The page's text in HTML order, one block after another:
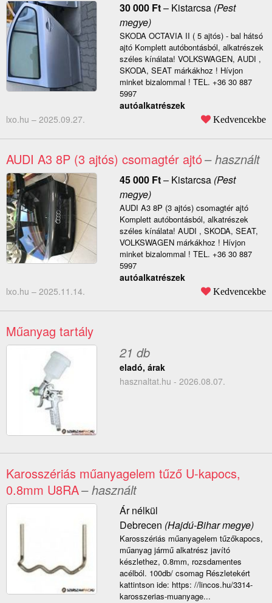
30 000 Ft– Kistarcsa(Pest
megye)
SKODA OCTAVIA II ( 5 ajtós) - bal hátsó
ajtó Komplett autóbontásból, alkatrészek
széles kínálata! VOLKSWAGEN, AUDI ,
SKODA, SEAT márkákhoz ! Hívjon
minket bizalommal ! TEL. +36 30 887
5997
autóalkatrészek
lxo.hu – 2025.09.27. Kedvencekbe
AUDI A3 8P (3 ajtós) csomagtér ajtó– használt
45 000 Ft– Kistarcsa(Pest
megye)
AUDI A3 8P (3 ajtós) csomagtér ajtó
Komplett autóbontásból, alkatrészek
széles kínálata! AUDI , SKODA, SEAT,
VOLKSWAGEN márkákhoz ! Hívjon
minket bizalommal ! TEL. +36 30 887
5997
autóalkatrészek
lxo.hu – 2025.11.14. Kedvencekbe
Műanyag tartály
21 db
eladó, árak
hasznaltat.hu - 2026.08.07.
Karosszériás műanyagelem tűző U-kapocs,
0.8mm U8RA– használt
Ár nélkül
Debrecen (Hajdú-Bihar megye)
Karosszériás műanyagelem tűzőkapocs,
műanyag jármű alkatrész javító
készlethez, 0.8mm, rozsdamentes
acélból. 100db/ csomag Részletekért
kattintson ide: https: //lincos.hu/3314-
karosszerias-muanyage...